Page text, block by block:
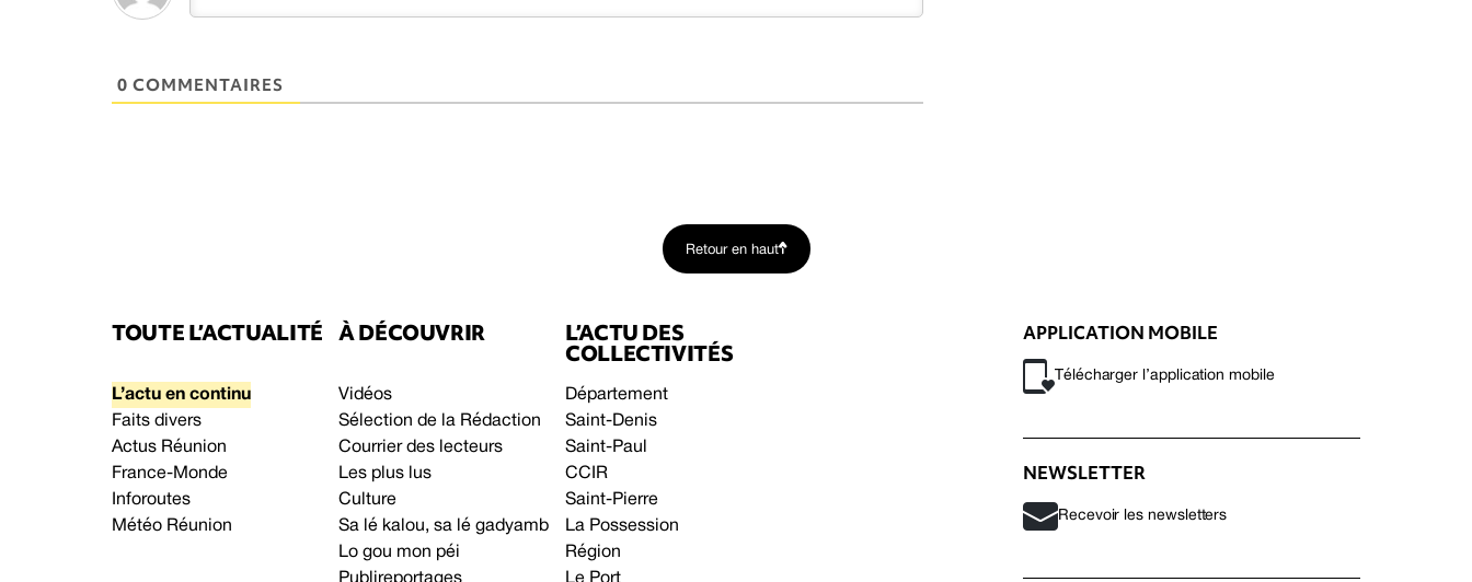
0 COMMENTAIRES
Retour en haut
TOUTE L’ACTUALITÉ
L’actu en continu
Faits divers
Actus Réunion
France-Monde
Inforoutes
Météo Réunion
À DÉCOUVRIR
Vidéos
Sélection de la Rédaction
Courrier des lecteurs
Les plus lus
Culture
Sa lé kalou, sa lé gadyamb
Lo gou mon péi
L’ACTU DES
COLLECTIVITÉS
Département
Saint-Denis
Saint-Paul
CCIR
Saint-Pierre
La Possession
Région
APPLICATION MOBILE
Télécharger l’application mobile
NEWSLETTER
Recevoir les newsletters